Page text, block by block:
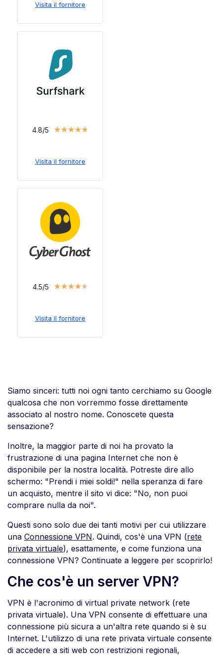
Visita il fornitore
4.8/5 ★★★★★
Visita il fornitore
4.5/5 ★★★★★
Visita il fornitore
Siamo sinceri: tutti noi ogni tanto cerchiamo su Google
qualcosa che non vorremmo fosse direttamente
associato al nostro nome. Conoscete questa
sensazione?
Inoltre, la maggior parte di noi ha provato la
frustrazione di una pagina Internet che non è
disponibile per la nostra località. Potreste dire allo
schermo: "Prendi i miei soldi!" nella speranza di fare
un acquisto, mentre il sito vi dice: "No, non puoi
comprare nulla da noi".
Questi sono solo due dei tanti motivi per cui utilizzare
una Connessione VPN. Quindi, cos'è una VPN (rete
privata virtuale), esattamente, e come funziona una
connessione VPN? Continuate a leggere per scoprirlo!
Che cos'è un server VPN?
VPN è l'acronimo di virtual private network (rete
privata virtuale). Una VPN consente di effettuare una
connessione più sicura a un'altra rete quando si è su
Internet. L'utilizzo di una rete privata virtuale consente
di accedere a siti web con restrizioni regionali,